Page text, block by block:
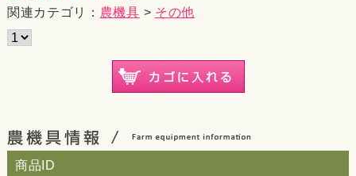
関連カテゴリ： 農機具 > その他
商品ID